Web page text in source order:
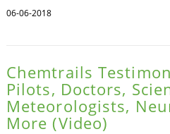
06-06-2018
Chemtrails
Pilots, Doctors,
Meteorologists,
More (Video)